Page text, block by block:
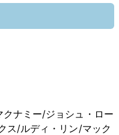
ナミー/ジョシュ・ロー
ス/ルディ・リン/マック